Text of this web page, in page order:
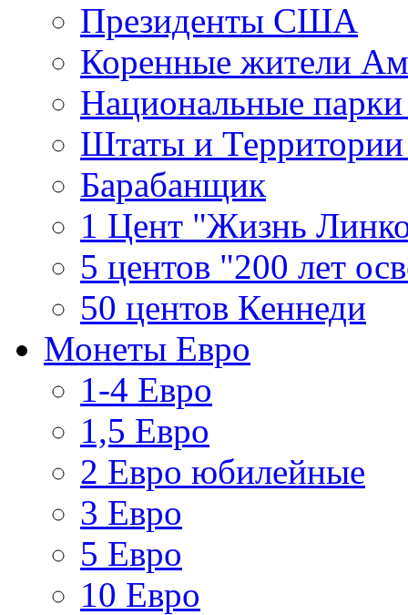
Президенты США
Коренные жители
Национальные
Штаты и
Барабанщик
1 Цент "Жизнь
5 центов "200 лет
50 центов Кеннеди
Монеты Евро
1-4 Евро
1,5 Евро
2 Евро юбилейные
3 Евро
5 Евро
10 Евро